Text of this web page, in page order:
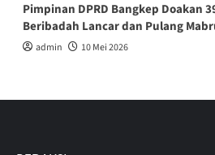
Pimpinan DPRD Bangkep Doakan
Beribadah Lancar dan Pulang
admin 10 Mei 2026